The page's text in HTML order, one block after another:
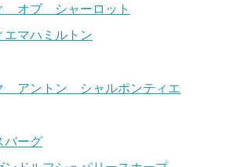
オブ シャーロット
エマハミルトン
アントン シャルポンティエ
バーグ